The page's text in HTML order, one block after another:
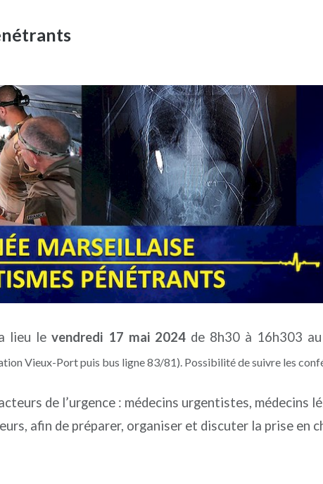
lieu levendredi 17 mai 2024de 8h30 à 16h303 au
Vieux-Port puis bus ligne 83/81). Possibilité de suivre les
de l’urgence : médecins urgentistes, médecins
afin de préparer, organiser et discuter la prise en